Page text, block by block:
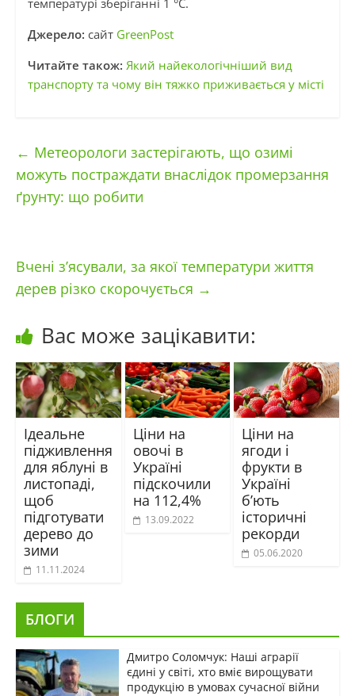
температурі зберіганні 1 °C.
Джерело: сайт GreenPost
Читайте також: Який найекологічніший вид
транспорту та чому він тяжко приживається у місті
← Метеорологи застерігають, що озимі
можуть постраждати внаслідок промерзання
ґрунту: що робити
Вчені з’ясували, за якої температури життя
дерев різко скорочується →
Вас може зацікавити:
Ідеальне
підживлення
для яблуні в
листопаді,
щоб
підготувати
дерево до
зими
11.11.2024
Ціни на
овочі в
Україні
підскочили
на 112,4%
13.09.2022
Ціни на
ягоди і
фрукти в
Україні
б’ють
історичні
рекорди
05.06.2020
БЛОГИ
Дмитро Соломчук: Наші аграрії
єдині у світі, хто вміє вирощувати
продукцію в умовах сучасної війни